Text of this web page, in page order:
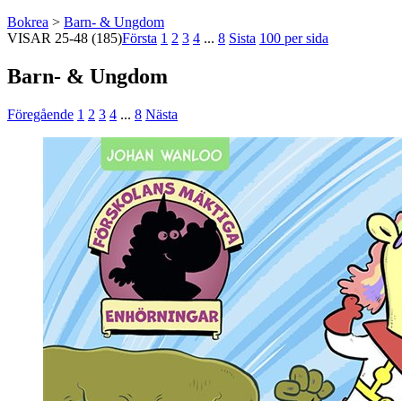
Bokrea > Barn- & Ungdom
VISAR 25-48 (185)Första 1 2 3 4 ... 8 Sista 100 per sida
Barn- & Ungdom
Föregående 1 2 3 4 ... 8 Nästa